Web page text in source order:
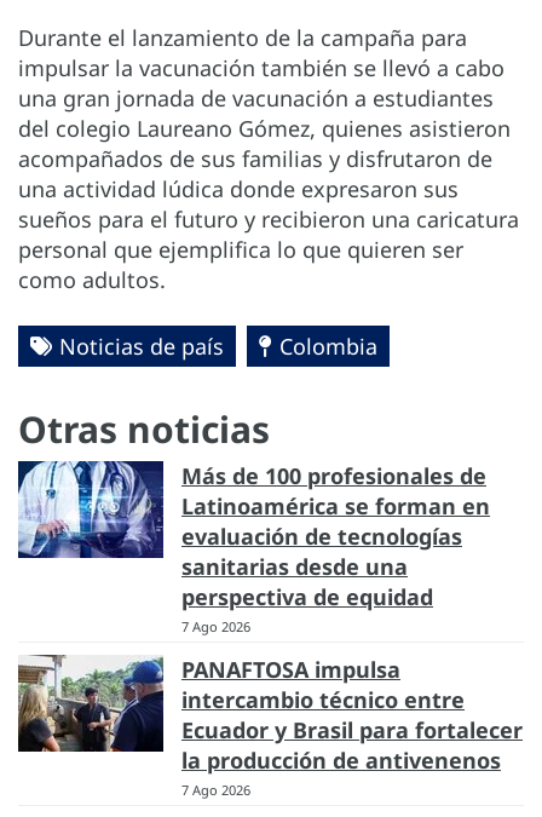
Durante el lanzamiento de la campaña para
impulsar la vacunación también se llevó a cabo
una gran jornada de vacunación a estudiantes
del colegio Laureano Gómez, quienes asistieron
acompañados de sus familias y disfrutaron de
una actividad lúdica donde expresaron sus
sueños para el futuro y recibieron una caricatura
personal que ejemplifica lo que quieren ser
como adultos.
Noticias de país Colombia
Otras noticias
Más de 100 profesionales de
Latinoamérica se forman en
evaluación de tecnologías
sanitarias desde una
perspectiva de equidad
7 Ago 2026
PANAFTOSA impulsa
intercambio técnico entre
Ecuador y Brasil para fortalecer
la producción de antivenenos
7 Ago 2026